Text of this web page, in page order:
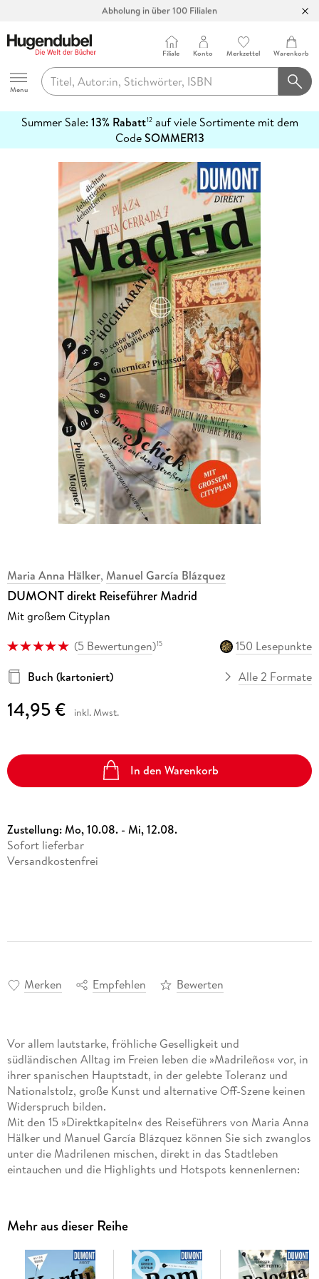
Abholung in über 100 Filialen
Hugendubel
Menu
Filiale Konto Merkzettel Warenkorb
Summer Sale: 13% Rabatt12auf viele Sortimente mit dem
CodeSOMMER13
erfahren
Maria Anna Hälker, Manuel García Blázquez
DUMONT direkt Reiseführer Madrid
Mit großem Cityplan
(5 Bewertungen)15
150 Lesepunkte
Buch (kartoniert)
Alle 2 Formate
14,95 € inkl. Mwst.
In den Warenkorb
Zustellung:Mo, 10.08. - Mi, 12.08.
Sofort lieferbar
Versandkostenfrei
Merken Empfehlen Bewerten
Vor allem lautstarke, fröhliche Geselligkeit und
südländischen Alltag im Freien leben die »Madrileños« vor, in
ihrer spanischen Hauptstadt, in der gelebte Toleranz und
Nationalstolz, große Kunst und alternative Off-Szene keinen
Widerspruch bilden.
Mit den 15 »Direktkapiteln« des Reiseführers von Maria Anna
Hälker und Manuel García Blázquez können Sie sich zwanglos
unter die Madrilenen mischen, direkt in das Stadtleben
eintauchen und die Highlights und Hotspots kennenlernen:
Plätze und hochkarätige Museen, gepflegte Stadtparks und
geschäftige Einkaufsmeilen. In eigenen Kapiteln erfahren Sie,
wo es sich in fremden Betten gut schläft, wo Sie glücklich
satt werden, wohin die Madrilenen zum Stöbern und
Mehr aus dieser Reihe